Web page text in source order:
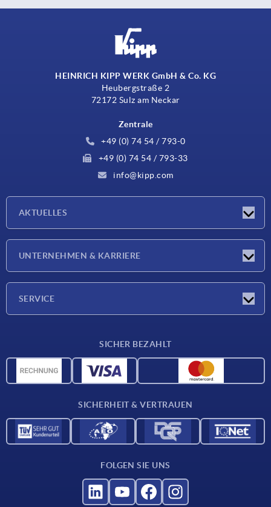
HEINRICH KIPP WERK GmbH & Co. KG
Heubergstraße 2
72172 Sulz am Neckar
Zentrale
+49 (0) 74 54 / 793-0
+49 (0) 74 54 / 793-33
info@kipp.com
AKTUELLES
Presseberichte
UNTERNEHMEN & KARRIERE
SERVICE
Werkstoffübersicht
SICHER BEZAHLT
SICHERHEIT & VERTRAUEN
FOLGEN SIE UNS